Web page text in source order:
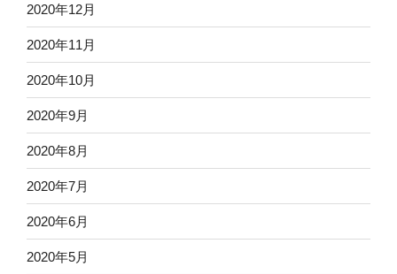
2020年12月
2020年11月
2020年10月
2020年9月
2020年8月
2020年7月
2020年6月
2020年5月